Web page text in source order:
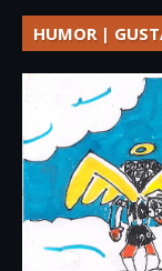
HUMOR |